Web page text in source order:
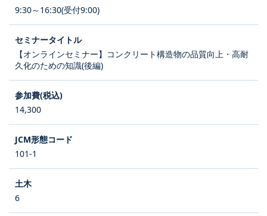
9:30～16:30(受付9:00)
【オンラインセミナー】コンクリート構造物の品質向上・高耐
久化のための知識(後編)
14,300
101-1
6